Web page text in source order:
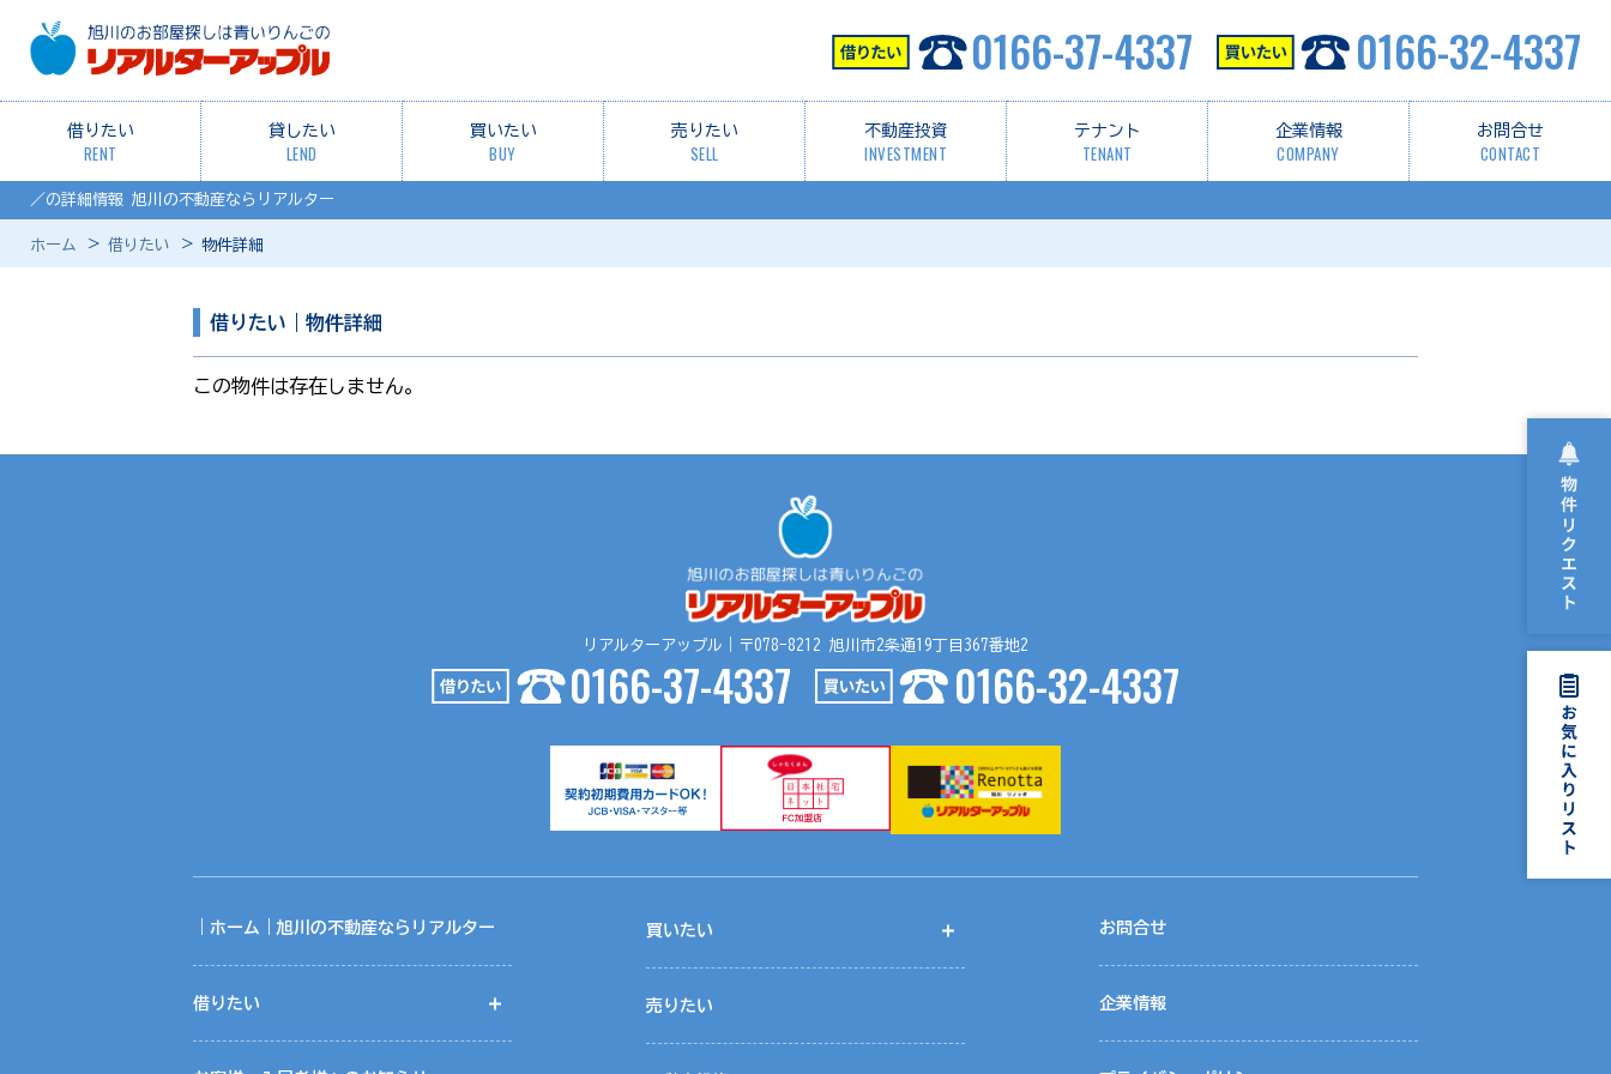
借りたい
RENT
貸したい
LEND
買いたい
BUY
売りたい
SELL
不動産投資
INVESTMENT
テナント
TENANT
企業情報
COMPANY
お問合せ
CONTACT
0166-37-4337 0166-32-4337
／の詳細情報 旭川の不動産ならリアルター
ホーム 借りたい 物件詳細
借りたい｜物件詳細
この物件は存在しません。
リアルターアップル｜〒078-8212 旭川市2条通19丁目367番地2
0166-37-4337 0166-32-4337
｜ホーム｜旭川の不動産ならリアルター
借りたい
買いたい
売りたい
お問合せ
企業情報